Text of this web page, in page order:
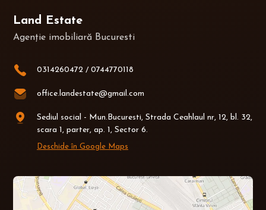
Land Estate
Agenție imobiliară Bucuresti
0314260472 / 0744770118
office.landestate@gmail.com
Sediul social - Mun.Bucuresti, Strada Ceahlaul nr, 12, bl. 32,
scara 1, parter, ap. 1, Sector 6.
Deschide în Google Maps